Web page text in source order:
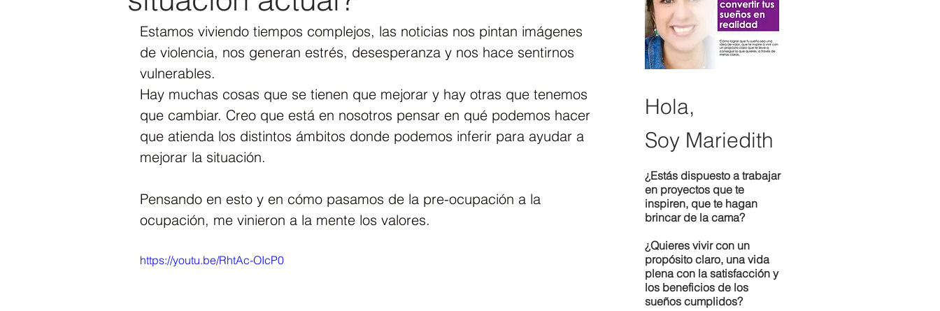
Estamos viviendo tiempos complejos, las noticias nos pintan imágenes
de violencia, nos generan estrés, desesperanza y nos hace sentirnos
vulnerables.
Hay muchas cosas que se tienen que mejorar y hay otras que tenemos
que cambiar. Creo que está en nosotros pensar en qué podemos hacer
que atienda los distintos ámbitos donde podemos inferir para ayudar a
mejorar la situación.
Pensando en esto y en cómo pasamos de la pre-ocupación a la
ocupación, me vinieron a la mente los valores.
https://youtu.be/RhtAc-OIcP0
Hola,
Soy Mariedith
¿Estás dispuesto a trabajar
en proyectos que te
inspiren, que te hagan
brincar de la cama?
¿Quieres vivir con un
propósito claro, una vida
plena con la satisfacción y
los beneficios de los
sueños cumplidos?